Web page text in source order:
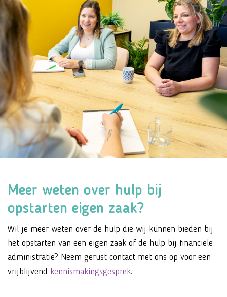
Meer weten over hulp bij
opstarten eigen zaak?
Wil je meer weten over de hulp die wij kunnen bieden bij
het opstarten van een eigen zaak of de hulp bij financiële
administratie? Neem gerust contact met ons op voor een
vrijblijvend kennismakingsgesprek.